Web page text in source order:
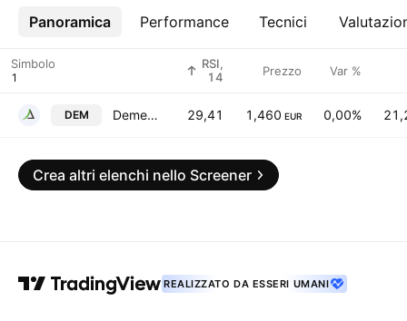
Panoramica Performance Tecnici
Altro
Simbolo
RSI,
14
Prezzo Var %
DEM Demetra Holdings Plc 29,41 1,460 EUR 0,00%
Crea altri elenchi nello Screener
REALIZZATO DA ESSERI UMANI